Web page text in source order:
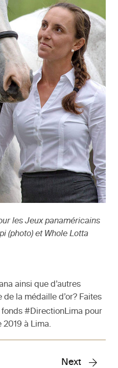
les Jeux panaméricains
(photo) et Whole Lotta
ainsi que d’autres
la médaille d’or? Faites
#DirectionLima pour
2019 à Lima.
Next